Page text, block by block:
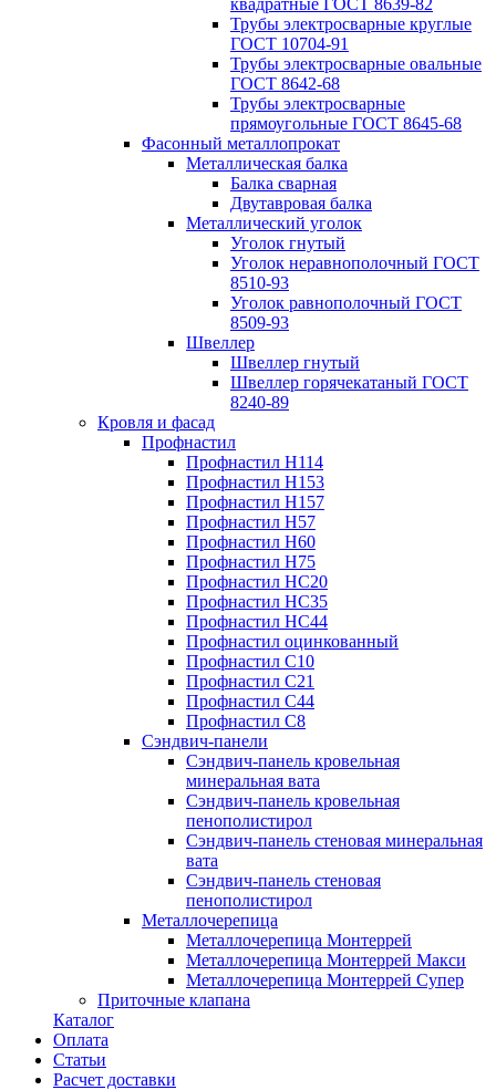
квадратные ГОСТ 8639-82
Трубы электросварные круглые
ГОСТ 10704-91
Трубы электросварные овальные
ГОСТ 8642-68
Трубы электросварные
прямоугольные ГОСТ 8645-68
Фасонный металлопрокат
Металлическая балка
Балка сварная
Двутавровая балка
Металлический уголок
Уголок гнутый
Уголок неравнополочный ГОСТ
8510-93
Уголок равнополочный ГОСТ
8509-93
Швеллер
Швеллер гнутый
Швеллер горячекатаный ГОСТ
8240-89
Кровля и фасад
Профнастил
Профнастил Н114
Профнастил Н153
Профнастил Н157
Профнастил Н57
Профнастил Н60
Профнастил Н75
Профнастил НС20
Профнастил НС35
Профнастил НС44
Профнастил оцинкованный
Профнастил С10
Профнастил С21
Профнастил С44
Профнастил С8
Сэндвич-панели
Сэндвич-панель кровельная
минеральная вата
Сэндвич-панель кровельная
пенополистирол
Сэндвич-панель стеновая минеральная
вата
Сэндвич-панель стеновая
пенополистирол
Металлочерепица
Металлочерепица Монтеррей
Металлочерепица Монтеррей Макси
Металлочерепица Монтеррей Супер
Приточные клапана
Каталог
Оплата
Статьи
Расчет доставки